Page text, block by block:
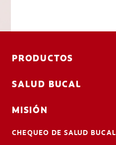
PRODUCTOS
SALUD BUCAL
MISIÓN
CHEQUEO DE SALUD BUCAL